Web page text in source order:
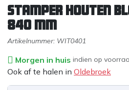
Stamper houten
840 mm
Artikelnummer: WIT0401
Morgen in huis indien op
Ook af te halen in Oldebroek